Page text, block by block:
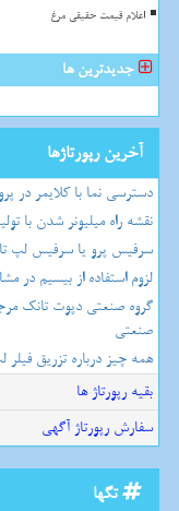
اعلام قیمت حقیقی مرغ
جدیدترین ها
آخرین رپورتاژها
دسترسی نما با کلایمر در
نقشه راه میلیونر شدن با
سرفیس پرو یا سرفیس لپ
لزوم استفاده از بیسیم در
گروه صنعتی دپوت تانک
صنعتی
همه چیز درباره تزریق فیلر
بقیه رپورتاژ ها
سفارش رپورتاژ آگهی
تگها